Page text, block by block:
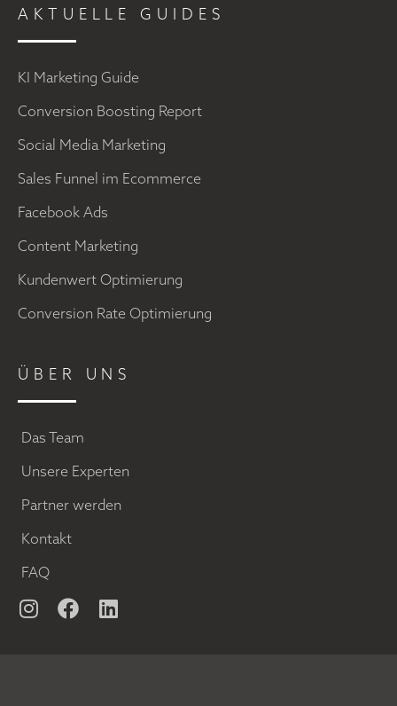
AKTUELLE GUIDES
KI Marketing Guide
Conversion Boosting Report
Social Media Marketing
Sales Funnel im Ecommerce
Facebook Ads
Content Marketing
Kundenwert Optimierung
Conversion Rate Optimierung
ÜBER UNS
Das Team
Unsere Experten
Partner werden
Kontakt
FAQ